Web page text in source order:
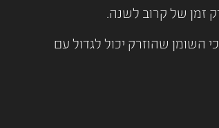
זמן של קרוב לשנה.
השומן שהוזרק יכול לגדול עם